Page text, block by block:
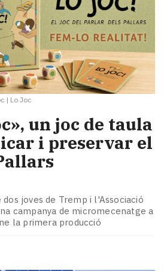
| Lo Joc
un joc de taula
i preservar el
dos joves de Tremp i l'Associació
campanya de micromecenatge a
la primera producció